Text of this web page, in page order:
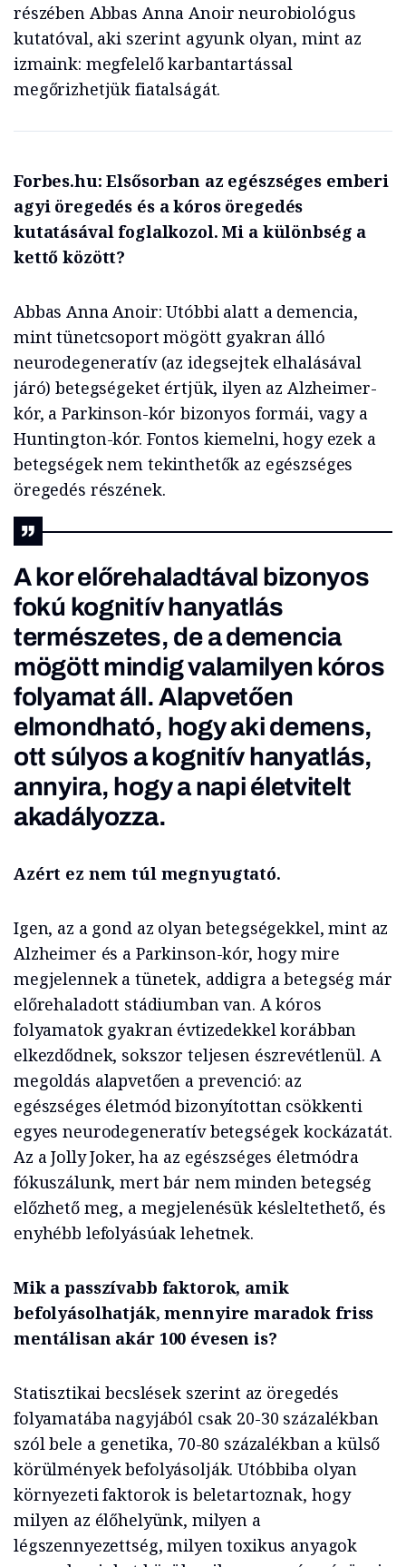
részében Abbas Anna Anoir neurobiológus
kutatóval, aki szerint agyunk olyan, mint az
izmaink: megfelelő karbantartással
megőrizhetjük fiatalságát.
Forbes.hu: Elsősorban az egészséges emberi
agyi öregedés és a kóros öregedés
kutatásával foglalkozol. Mi a különbség a
kettő között?
Abbas Anna Anoir: Utóbbi alatt a demencia,
mint tünetcsoport mögött gyakran álló
neurodegeneratív (az idegsejtek elhalásával
járó) betegségeket értjük, ilyen az Alzheimer-
kór, a Parkinson-kór bizonyos formái, vagy a
Huntington-kór. Fontos kiemelni, hogy ezek a
betegségek nem tekinthetők az egészséges
öregedés részének.
A kor előrehaladtával bizonyos
fokú kognitív hanyatlás
természetes, de a demencia
mögött mindig valamilyen kóros
folyamat áll. Alapvetően
elmondható, hogy aki demens,
ott súlyos a kognitív hanyatlás,
annyira, hogy a napi életvitelt
akadályozza.
Azért ez nem túl megnyugtató.
Igen, az a gond az olyan betegségekkel, mint az
Alzheimer és a Parkinson-kór, hogy mire
megjelennek a tünetek, addigra a betegség már
előrehaladott stádiumban van. A kóros
folyamatok gyakran évtizedekkel korábban
elkezdődnek, sokszor teljesen észrevétlenül. A
megoldás alapvetően a prevenció: az
egészséges életmód bizonyítottan csökkenti
egyes neurodegeneratív betegségek kockázatát.
Az a Jolly Joker, ha az egészséges életmódra
fókuszálunk, mert bár nem minden betegség
előzhető meg, a megjelenésük késleltethető, és
enyhébb lefolyásúak lehetnek.
Mik a passzívabb faktorok, amik
befolyásolhatják, mennyire maradok friss
mentálisan akár 100 évesen is?
Statisztikai becslések szerint az öregedés
folyamatába nagyjából csak 20-30 százalékban
szól bele a genetika, 70-80 százalékban a külső
körülmények befolyásolják. Utóbbiba olyan
környezeti faktorok is beletartoznak, hogy
milyen az élőhelyünk, milyen a
légszennyezettség, milyen toxikus anyagok